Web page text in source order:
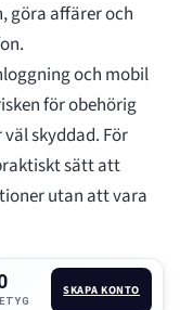
göra affärer och
och mobil
för obehörig
skyddad. För
sätt att
utan att vara
SKAPA KONTO